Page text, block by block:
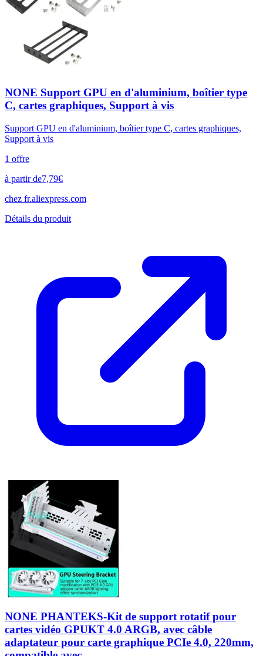
NONE Support GPU en d'aluminium, boîtier type
C, cartes graphiques, Support à vis
Support GPU en d'aluminium, boîtier type C, cartes graphiques,
Support à vis
1 offre
à partir de7,79€
chez fr.aliexpress.com
Détails du produit
NONE PHANTEKS-Kit de support rotatif pour
cartes vidéo GPUKT 4.0 ARGB, avec câble
adaptateur pour carte graphique PCIe 4.0, 220mm,